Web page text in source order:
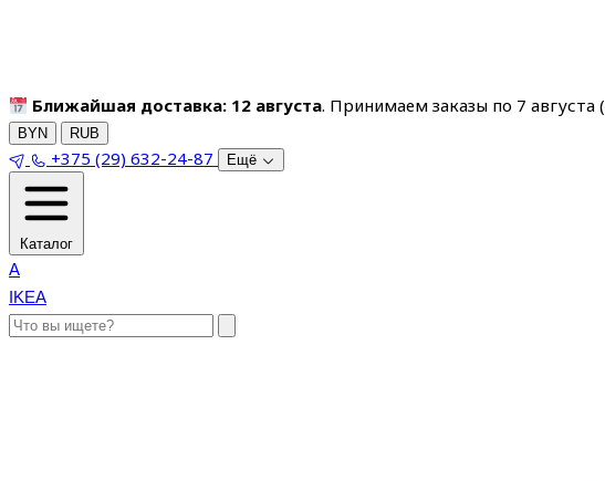
Ближайшая доставка: 12 августа. Принимаем заказы по 7 августа (
BYN RUB
+375 (29) 632-24-87 Ещё
Каталог
A
IKEA